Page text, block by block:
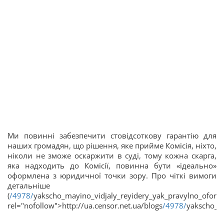
Ми повинні забезпечити стовідсоткову гарантію для
наших громадян, що рішення, яке прийме Комісія, ніхто,
ніколи не зможе оскаржити в суді, тому кожна скарга,
яка надходить до Комісії, повинна бути «ідеально»
оформлена з юридичної точки зору. Про чіткі вимоги
детальніше
(/4978/
rel="nofollow">http://ua.censor.net.ua/blogs/4978/